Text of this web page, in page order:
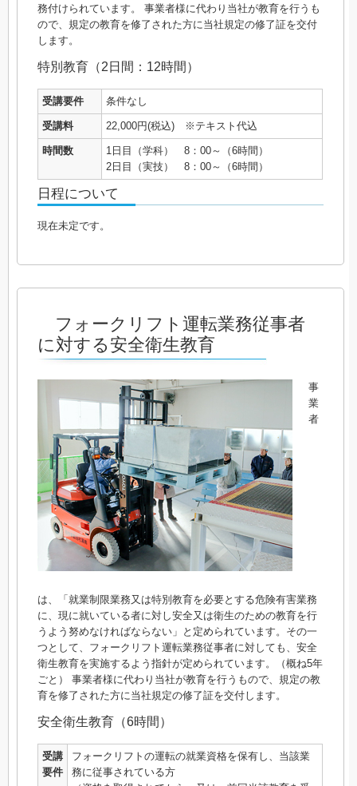
務付けられています。 事業者様に代わり当社が教育を行うも
ので、規定の教育を修了された方に当社規定の修了証を交付
します。
特別教育（2日間：12時間）
受講要件 条件なし
受講料 22,000円(税込) ※テキスト代込
時間数
1日目（学科） 8：00～（6時間）
2日目（実技） 8：00～（6時間）
日程について
現在未定です。
フォークリフト運転業務従事者
に対する安全衛生教育
事
業
者
は、「就業制限業務又は特別教育を必要とする危険有害業務
に、現に就いている者に対し安全又は衛生のための教育を行
うよう努めなければならない」と定められています。その一
つとして、フォークリフト運転業務従事者に対しても、安全
衛生教育を実施するよう指針が定められています。（概ね5年
ごと） 事業者様に代わり当社が教育を行うもので、規定の教
育を修了された方に当社規定の修了証を交付します。
安全衛生教育（6時間）
受講
要件
フォークリフトの運転の就業資格を保有し、当該業
務に従事されている方